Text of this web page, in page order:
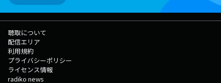
聴取について
配信エリア
利用規約
プライバシーポリシー
ライセンス情報
radiko news